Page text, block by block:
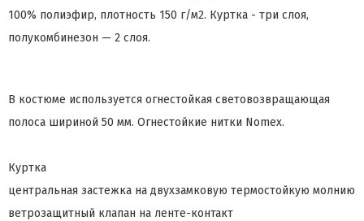
100% полиэфир, плотность 150 г/м2. Куртка - три слоя,
полукомбинезон — 2 слоя.
В костюме используется огнестойкая световозвращающая
полоса шириной 50 мм. Огнестойкие нитки Nomex.
Куртка
центральная застежка на двухзамковую термостойкую молнию
ветрозащитный клапан на ленте-контакт